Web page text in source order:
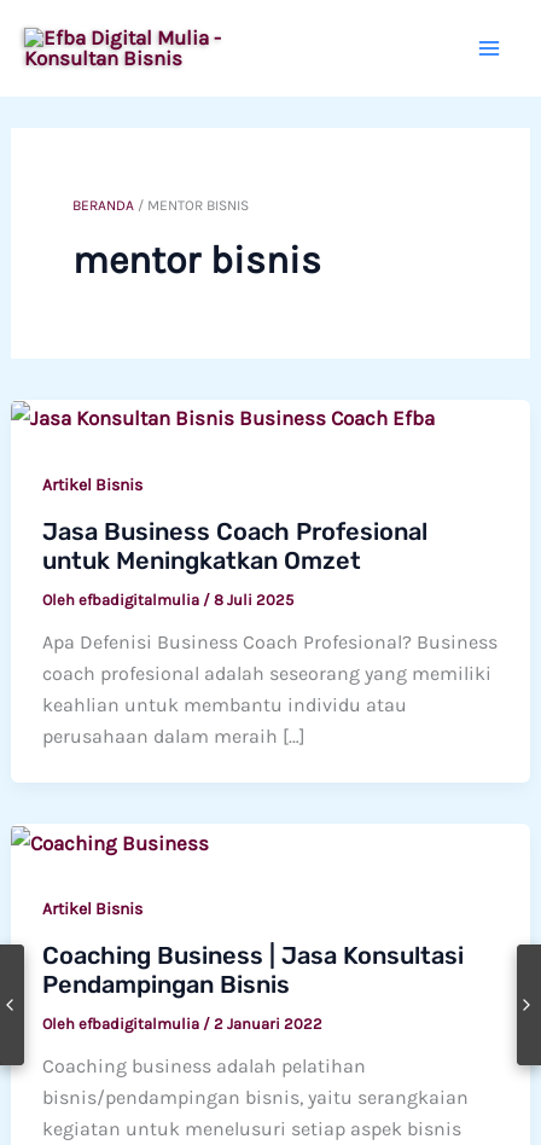
ke
BERANDA / MENTOR BISNIS
mentor bisnis
Artikel Bisnis
Jasa Business Coach Profesional
untuk Meningkatkan Omzet
Oleh efbadigitalmulia / 8 Juli 2025
Apa Defenisi Business Coach Profesional? Business
coach profesional adalah seseorang yang memiliki
keahlian untuk membantu individu atau
perusahaan dalam meraih […]
Artikel Bisnis
Coaching Business | Jasa Konsultasi
Pendampingan Bisnis
Oleh efbadigitalmulia / 2 Januari 2022
Coaching business adalah pelatihan
bisnis/pendampingan bisnis, yaitu serangkaian
kegiatan untuk menelusuri setiap aspek bisnis